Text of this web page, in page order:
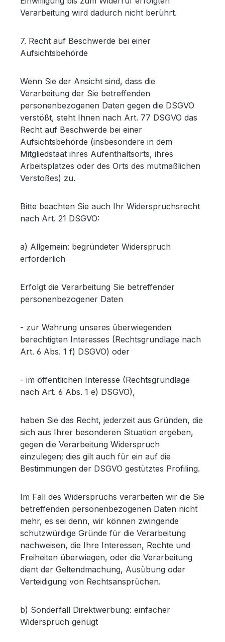
Verarbeitung wird dadurch nicht berührt.
7. Recht auf Beschwerde bei einer
Aufsichtsbehörde
Wenn Sie der Ansicht sind, dass die
Verarbeitung der Sie betreffenden
personenbezogenen Daten gegen die DSGVO
verstößt, steht Ihnen nach Art. 77 DSGVO das
Recht auf Beschwerde bei einer
Aufsichtsbehörde (insbesondere in dem
Mitgliedstaat ihres Aufenthaltsorts, ihres
Arbeitsplatzes oder des Orts des mutmaßlichen
Verstoßes) zu.
Bitte beachten Sie auch Ihr Widerspruchsrecht
nach Art. 21 DSGVO:
a) Allgemein: begründeter Widerspruch
erforderlich
Erfolgt die Verarbeitung Sie betreffender
personenbezogener Daten
- zur Wahrung unseres überwiegenden
berechtigten Interesses (Rechtsgrundlage nach
Art. 6 Abs. 1 f) DSGVO) oder
- im öffentlichen Interesse (Rechtsgrundlage
nach Art. 6 Abs. 1 e) DSGVO),
haben Sie das Recht, jederzeit aus Gründen, die
sich aus Ihrer besonderen Situation ergeben,
gegen die Verarbeitung Widerspruch
einzulegen; dies gilt auch für ein auf die
Bestimmungen der DSGVO gestütztes Profiling.
Im Fall des Widerspruchs verarbeiten wir die Sie
betreffenden personenbezogenen Daten nicht
mehr, es sei denn, wir können zwingende
schutzwürdige Gründe für die Verarbeitung
nachweisen, die Ihre Interessen, Rechte und
Freiheiten überwiegen, oder die Verarbeitung
dient der Geltendmachung, Ausübung oder
Verteidigung von Rechtsansprüchen.
b) Sonderfall Direktwerbung: einfacher
Widerspruch genügt